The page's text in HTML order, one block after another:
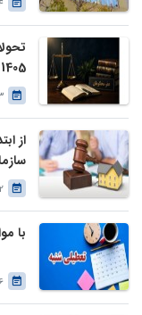
24
1405
23
از
22
با
26